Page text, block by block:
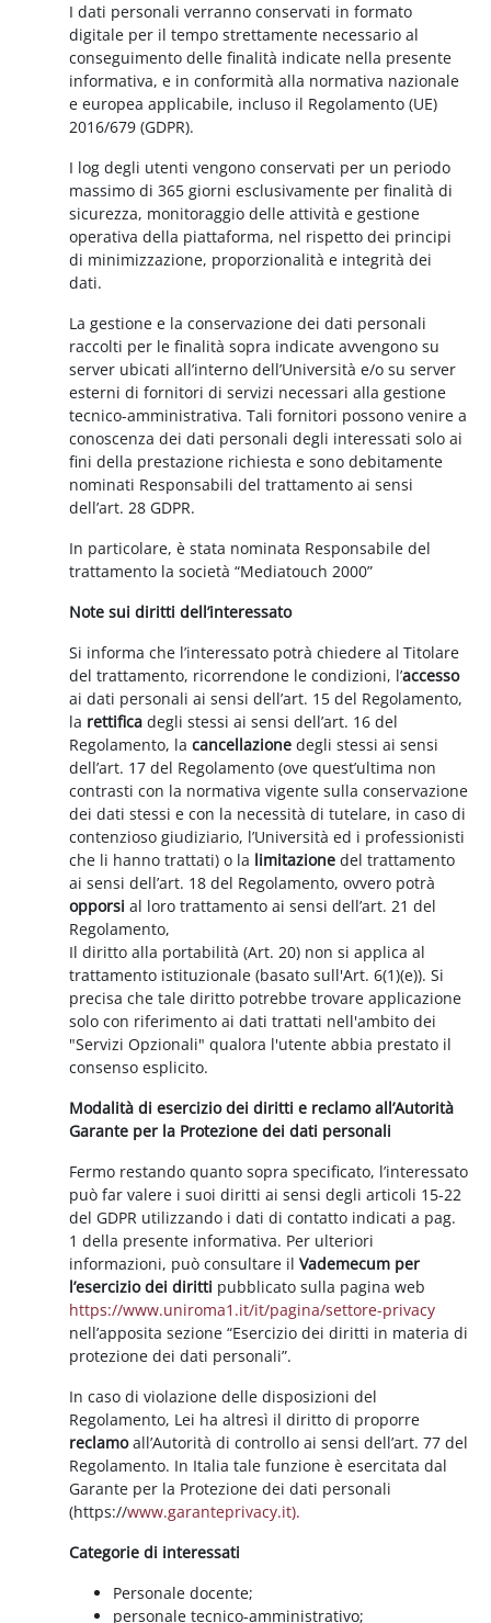
I dati personali verranno conservati in formato
digitale per il tempo strettamente necessario al
conseguimento delle finalità indicate nella presente
informativa, e in conformità alla normativa nazionale
e europea applicabile, incluso il Regolamento (UE)
2016/679 (GDPR).
I log degli utenti vengono conservati per un periodo
massimo di 365 giorni esclusivamente per finalità di
sicurezza, monitoraggio delle attività e gestione
operativa della piattaforma, nel rispetto dei principi
di minimizzazione, proporzionalità e integrità dei
dati.
La gestione e la conservazione dei dati personali
raccolti per le finalità sopra indicate avvengono su
server ubicati all’interno dell’Università e/o su server
esterni di fornitori di servizi necessari alla gestione
tecnico-amministrativa. Tali fornitori possono venire a
conoscenza dei dati personali degli interessati solo ai
fini della prestazione richiesta e sono debitamente
nominati Responsabili del trattamento ai sensi
dell’art. 28 GDPR.
In particolare, è stata nominata Responsabile del
trattamento la società “Mediatouch 2000”
Note sui diritti dell’interessato
Si informa che l’interessato potrà chiedere al Titolare
del trattamento, ricorrendone le condizioni, l’accesso
ai dati personali ai sensi dell’art. 15 del Regolamento,
la rettificadegli stessi ai sensi dell’art. 16 del
Regolamento, lacancellazione degli stessi ai sensi
dell’art. 17 del Regolamento (ove quest’ultima non
contrasti con la normativa vigente sulla conservazione
dei dati stessi e con la necessità di tutelare, in caso di
contenzioso giudiziario, l’Università ed i professionisti
che li hanno trattati) o la limitazione del trattamento
ai sensi dell’art. 18 del Regolamento, ovvero potrà
opporsi al loro trattamento ai sensi dell’art. 21 del
Regolamento,
Il diritto alla portabilità (Art. 20) non si applica al
trattamento istituzionale (basato sull'Art. 6(1)(e)). Si
precisa che tale diritto potrebbe trovare applicazione
solo con riferimento ai dati trattati nell'ambito dei
"Servizi Opzionali" qualora l'utente abbia prestato il
consenso esplicito.
Modalità di esercizio dei diritti e reclamo all’Autorità
Garante per la Protezione dei dati personali
Fermo restando quanto sopra specificato, l’interessato
può far valere i suoi diritti ai sensi degli articoli 15-22
del GDPR utilizzando i dati di contatto indicati a pag.
1 della presente informativa. Per ulteriori
informazioni, può consultare ilVademecum per
l’esercizio dei diritti pubblicato sulla pagina web
https://www.uniroma1.it/it/pagina/settore-privacy
nell’apposita sezione “Esercizio dei diritti in materia di
protezione dei dati personali”.
In caso di violazione delle disposizioni del
Regolamento, Lei ha altresì il diritto di proporre
reclamoall’Autorità di controllo ai sensi dell’art. 77 del
Regolamento. In Italia tale funzione è esercitata dal
Garante per la Protezione dei dati personali
(https://www.garanteprivacy.it).
Categorie di interessati
Personale docente;
personale tecnico-amministrativo;